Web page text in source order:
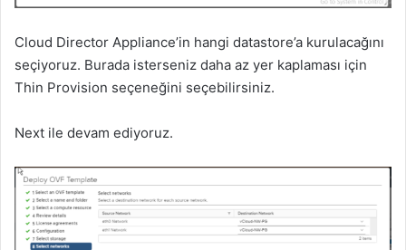
Cloud Director Appliance’in hangi datastore’a kurulacağını
seçiyoruz. Burada isterseniz daha az yer kaplaması için
Thin Provision seçeneğini seçebilirsiniz.
Next ile devam ediyoruz.